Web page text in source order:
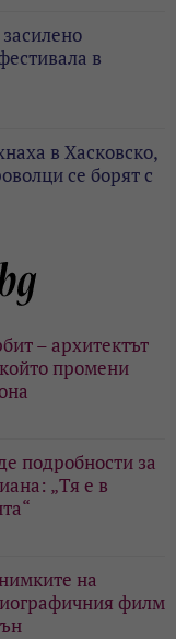
в
в Хасковско,
се борят с
– архитектът
промени
подробности за
„Тя е в
на
филм